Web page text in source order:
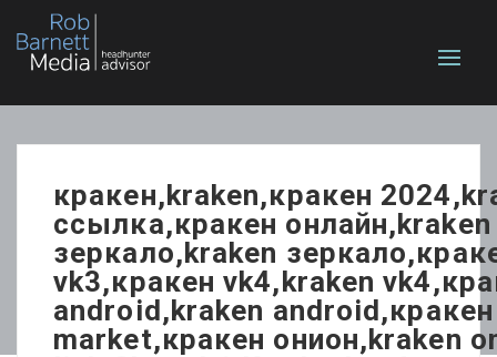
кракен,kraken,кракен
ссылка,кракен
зеркало,kraken
vk3,кракен vk4,kraken
android,kraken
market,кракен онион,kraken